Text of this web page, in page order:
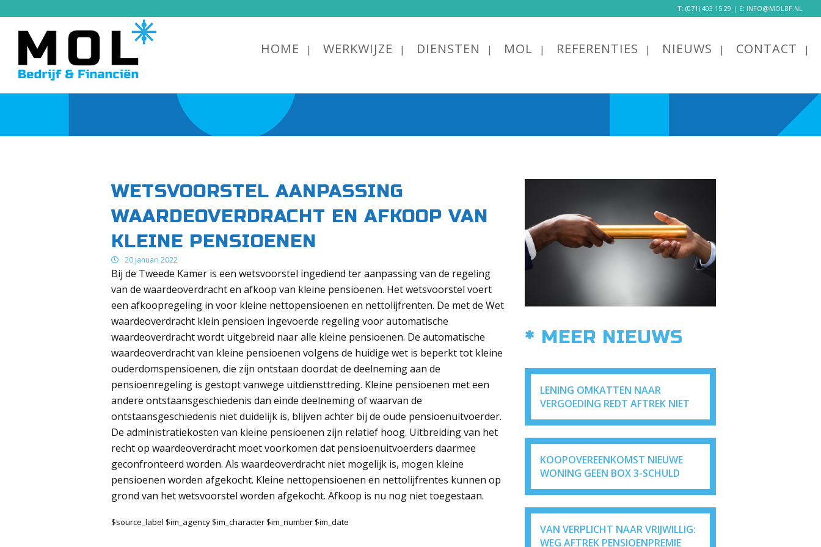
T: (071) 403 15 29 | E: INFO@MOLBF.NL
HOME WERKWIJZE DIENSTEN MOL REFERENTIES NIEUWS CONTACT
WETSVOORSTEL AANPASSING
WAARDEOVERDRACHT EN AFKOOP VAN
KLEINE PENSIOENEN
20 januari 2022
Bij de Tweede Kamer is een wetsvoorstel ingediend ter aanpassing van de regeling
van de waardeoverdracht en afkoop van kleine pensioenen. Het wetsvoorstel voert
een afkoopregeling in voor kleine nettopensioenen en nettolijfrenten. De met de Wet
waardeoverdracht klein pensioen ingevoerde regeling voor automatische
waardeoverdracht wordt uitgebreid naar alle kleine pensioenen. De automatische
waardeoverdracht van kleine pensioenen volgens de huidige wet is beperkt tot kleine
ouderdomspensioenen, die zijn ontstaan doordat de deelneming aan de
pensioenregeling is gestopt vanwege uitdiensttreding. Kleine pensioenen met een
andere ontstaansgeschiedenis dan einde deelneming of waarvan de
ontstaansgeschiedenis niet duidelijk is, blijven achter bij de oude pensioenuitvoerder.
De administratiekosten van kleine pensioenen zijn relatief hoog. Uitbreiding van het
recht op waardeoverdracht moet voorkomen dat pensioenuitvoerders daarmee
geconfronteerd worden. Als waardeoverdracht niet mogelijk is, mogen kleine
pensioenen worden afgekocht. Kleine nettopensioenen en nettolijfrentes kunnen op
grond van het wetsvoorstel worden afgekocht. Afkoop is nu nog niet toegestaan.
$source_label $im_agency $im_character $im_number $im_date
* MEER NIEUWS
LENING OMKATTEN NAAR
VERGOEDING REDT AFTREK NIET
KOOPOVEREENKOMST NIEUWE
WONING GEEN BOX 3-SCHULD
VAN VERPLICHT NAAR VRIJWILLIG:
WEG AFTREK PENSIOENPREMIE